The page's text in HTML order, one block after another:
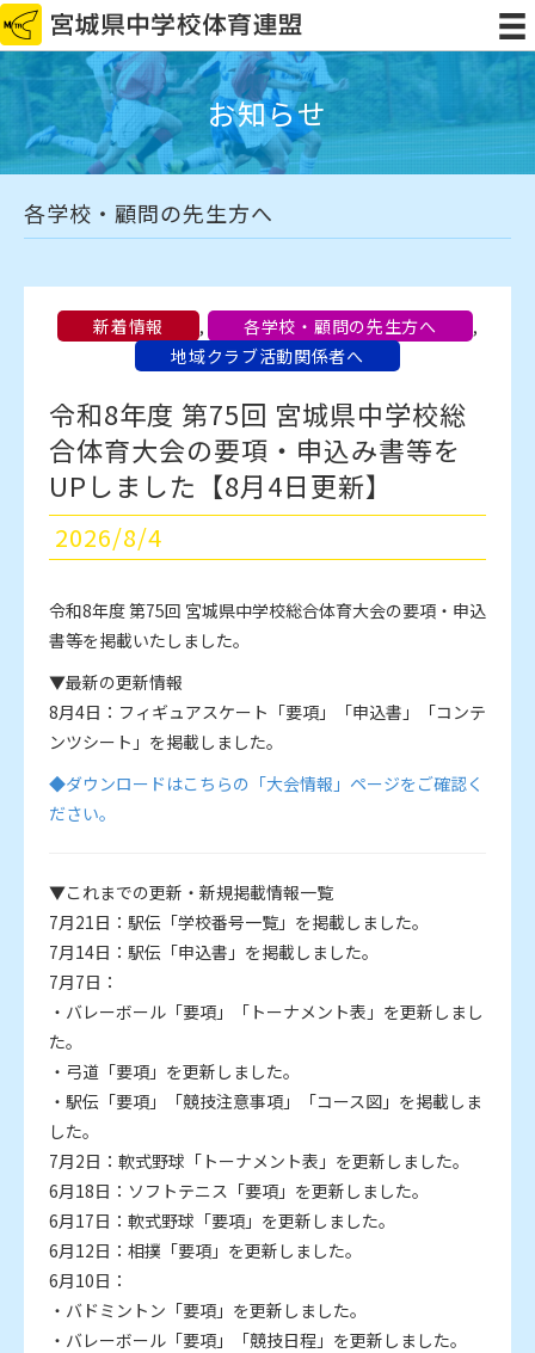
お知らせ
各学校・顧問の先生方へ
新着情報 , 各学校・顧問の先生方へ
,
地域クラブ活動関係者へ
令和8年度 第75回 宮城県中学校総
合体育大会の要項・申込み書等を
UPしました【8月4日更新】
2026/8/4
令和8年度 第75回 宮城県中学校総合体育大会の要項・申込
書等を掲載いたしました。
▼最新の更新情報
8月4日：フィギュアスケート「要項」「申込書」「コンテ
ンツシート」を掲載しました。
◆ダウンロードはこちらの「大会情報」ページをご確認く
ださい。
▼これまでの更新・新規掲載情報一覧
7月21日：駅伝「学校番号一覧」を掲載しました。
7月14日：駅伝「申込書」を掲載しました。
7月7日：
・バレーボール「要項」「トーナメント表」を更新しまし
た。
・弓道「要項」を更新しました。
・駅伝「要項」「競技注意事項」「コース図」を掲載しま
した。
7月2日：軟式野球「トーナメント表」を更新しました。
6月18日：ソフトテニス「要項」を更新しました。
6月17日：軟式野球「要項」を更新しました。
6月12日：相撲「要項」を更新しました。
6月10日：
・バドミントン「要項」を更新しました。
・バレーボール「要項」「競技日程」を更新しました。